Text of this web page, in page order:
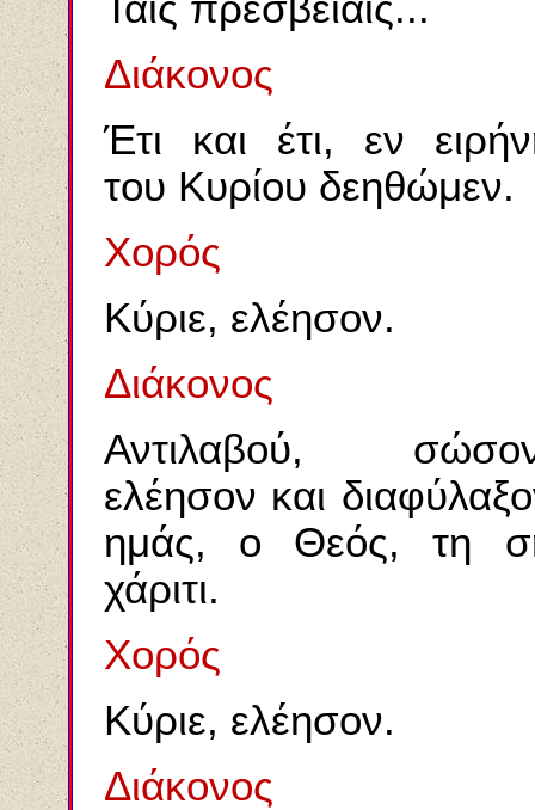
Διάκονος
Έτι και έτι, εν
του Κυρίου δεηθώμεν.
Χορός
Κύριε, ελέησον.
Διάκονος
Αντιλαβού,
ελέησον και
ημάς, ο Θεός, τη
χάριτι.
Χορός
Κύριε, ελέησον.
Διάκονος